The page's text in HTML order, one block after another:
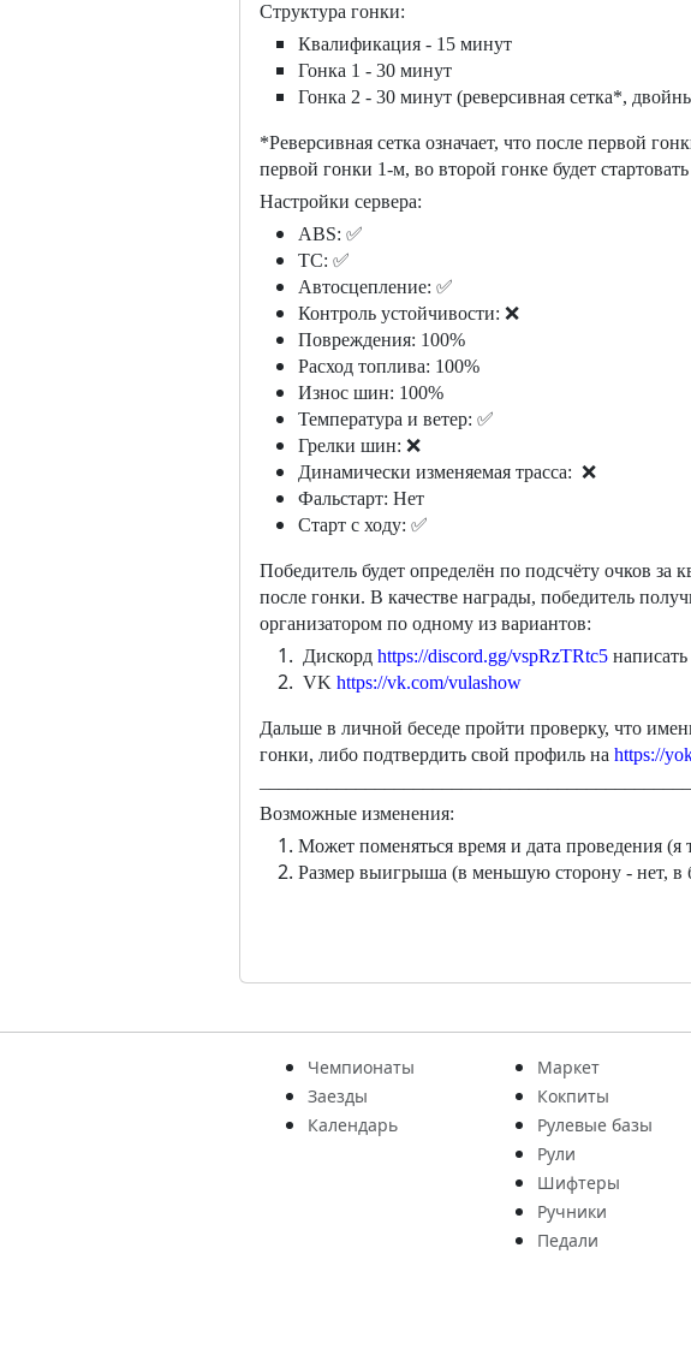
Структура гонки:
Квалификация - 15 минут
Гонка 1 - 30 минут
Гонка 2 - 30 минут (реверсивная сетка*,
*Реверсивная сетка означает, что после первой
первой гонки 1-м, во второй гонке будет
Настройки сервера:
ABS: ✅
TC: ✅
Автосцепление: ✅
Контроль устойчивости: ❌
Повреждения: 100%
Расход топлива: 100%
Износ шин: 100%
Температура и ветер: ✅
Грелки шин: ❌
Динамически изменяемая трасса: ❌
Фальстарт: Нет
Старт с ходу: ✅
Победитель будет определён по подсчёту очков
после гонки. В качестве награды, победитель
организатором по одному из вариантов:
Дискорд https://discord.gg/vspRzTRtc5
VK https://vk.com/vulashow
Дальше в личной беседе пройти проверку, что
гонки, либо подтвердить свой профиль на https://
Возможные изменения:
Может поменяться время и дата проведения
Размер выигрыша (в меньшую сторону - нет,
Чемпионаты
Заезды
Календарь
Маркет
Кокпиты
Рулевые базы
Рули
Шифтеры
Ручники
Педали